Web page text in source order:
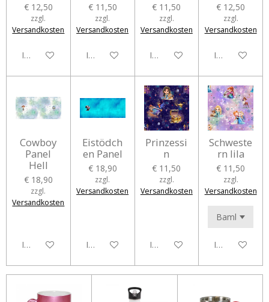
€ 12,50
zzgl.
Versandkosten
In den Warenkorb
€ 11,50
zzgl.
Versandkosten
In den Warenkorb
€ 11,50
zzgl.
Versandkosten
In den Warenkorb
€ 12,50
zzgl.
Versandkosten
In den
Cowboy
Panel
Hell
€ 18,90
zzgl.
Versandkosten
In den Warenkorb
Eistödch
en Panel
€ 18,90
zzgl.
Versandkosten
In den Warenkorb
Prinzessi
n
€ 11,50
zzgl.
Versandkosten
In den Warenkorb
Schweste
rn lila
€ 11,50
zzgl.
Versandkosten
In den